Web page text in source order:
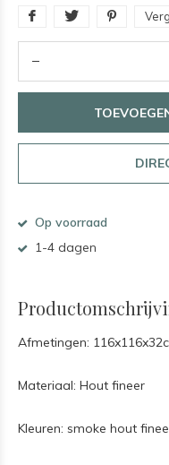
Op voorraad
1-4 dagen
Afmetingen:
Materiaal: Hout fineer
Kleuren: smoke hout